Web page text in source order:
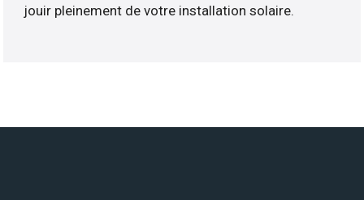
jouir pleinement de votre installation solaire.